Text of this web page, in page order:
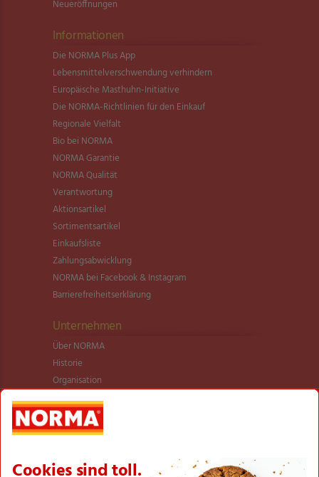
Neueröffnungen
Informationen
Die NORMA Plus App
Lebensmittel­verschwendung verhindern
Europäische Masthuhn-Initiative
Die NORMA-Richtlinien für den Einkauf
Regionale Vielfalt
Bio bei NORMA
NORMA Garantie
NORMA Qualität
Verantwortung
Aktionsartikel
Sortimentsartikel
Einkaufsliste
Zahlungsabwicklung
NORMA bei Facebook & Instagram
Barrierefreiheitserklärung
Unternehmen
Über NORMA
Historie
Organisation
International
Logistik
Filialnetz
Karriere